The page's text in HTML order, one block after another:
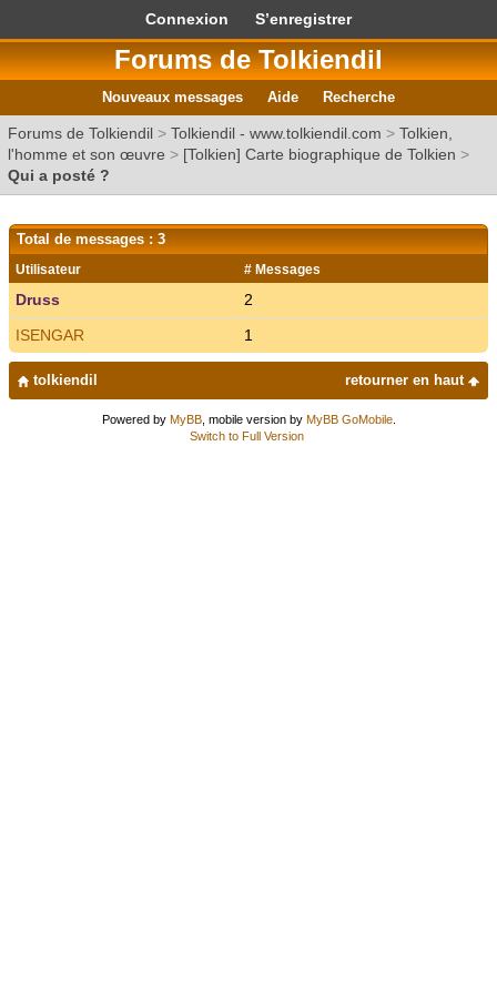
Connexion S’enregistrer
Forums de Tolkiendil
Nouveaux messages Aide Recherche
Forums de Tolkiendil > Tolkiendil - www.tolkiendil.com > Tolkien,
l'homme et son œuvre > [Tolkien] Carte biographique de Tolkien >
Qui a posté ?
Total de messages : 3
Utilisateur # Messages
Druss
2
ISENGAR
1
retourner en haut
tolkiendil
Powered by MyBB, mobile version by MyBB GoMobile.
Switch to Full Version